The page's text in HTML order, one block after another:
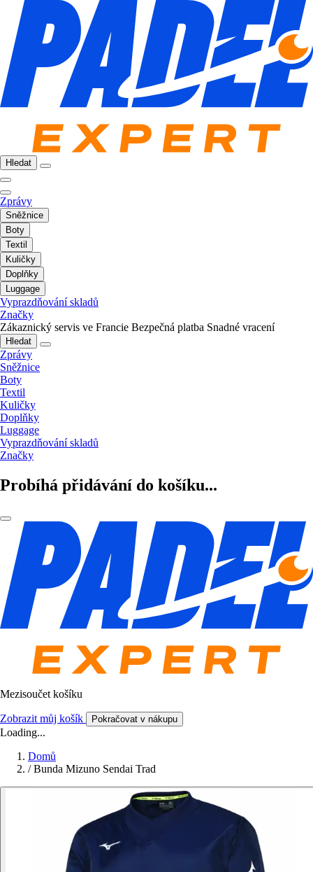
Hledat
Zprávy
Sněžnice
Boty
Textil
Kuličky
Doplňky
Luggage
Vyprazdňování skladů
Značky
Zákaznický servis ve Francie Bezpečná platba Snadné vracení
Hledat
Zprávy
Sněžnice
Boty
Textil
Kuličky
Doplňky
Luggage
Vyprazdňování skladů
Značky
Probíhá přidávání do košíku...
Mezisoučet košíku
Zobrazit můj košík Pokračovat v nákupu
Loading...
Domů
/ Bunda Mizuno Sendai Trad